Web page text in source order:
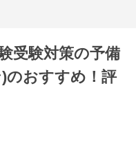
受験対策の予備
のおすすめ！評